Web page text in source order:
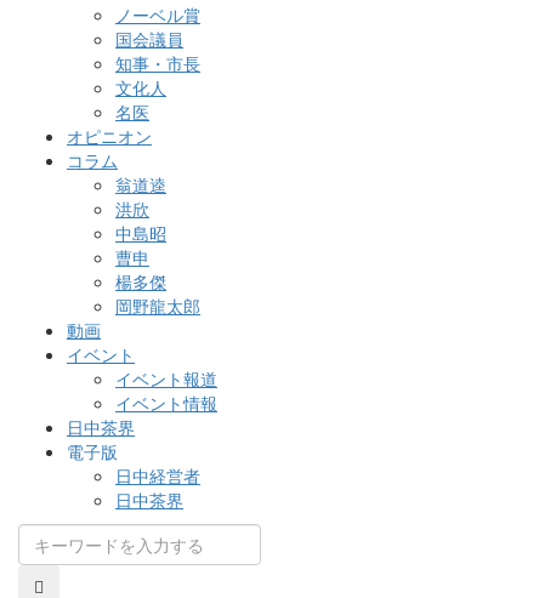
ノーベル賞
国会議員
知事・市長
文化人
名医
オピニオン
コラム
翁道逵
洪欣
中島昭
曹申
楊多傑
岡野龍太郎
動画
イベント
イベント報道
イベント情報
日中茶界
電子版
日中経営者
日中茶界